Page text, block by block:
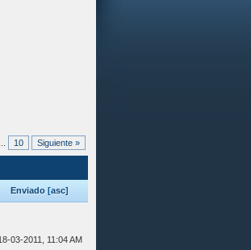
10 Siguiente »
Enviado [asc]
03-2011, 11:04 AM